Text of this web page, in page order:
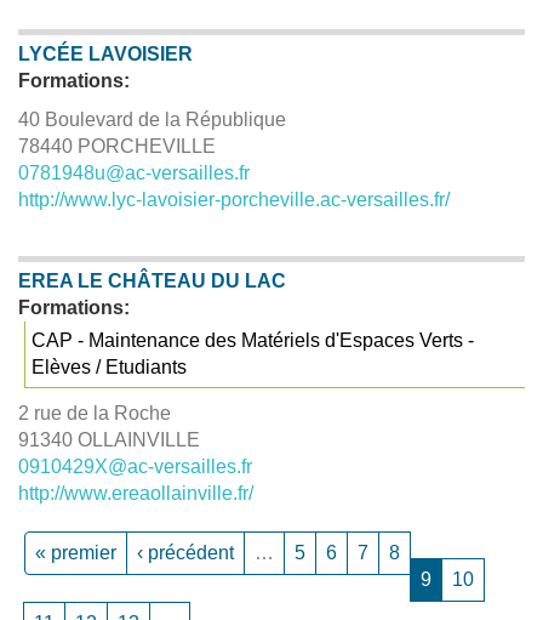
LYCÉE LAVOISIER
Formations:
40 Boulevard de la République
78440 PORCHEVILLE
0781948u@ac-versailles.fr
http://www.lyc-lavoisier-porcheville.ac-versailles.fr/
EREA LE CHÂTEAU DU LAC
Formations:
CAP - Maintenance des Matériels d'Espaces Verts -
Elèves / Etudiants
2 rue de la Roche
91340 OLLAINVILLE
0910429X@ac-versailles.fr
http://www.ereaollainville.fr/
« premier ‹ précédent … 5 6 7
8
9
10